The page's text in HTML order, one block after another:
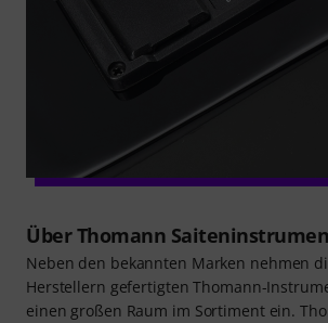
Über Thomann
Neben den bekannten Marken nehmen
Herstellern gefertigten Thomann-
einen großen Raum im Sortiment ein.